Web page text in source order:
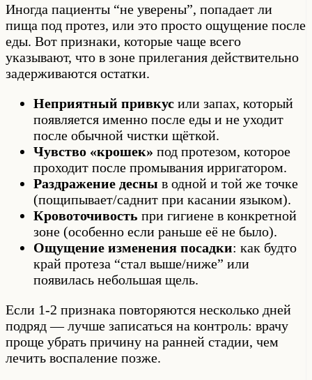
Иногда пациенты “не уверены”, попадает ли
пища под протез, или это просто ощущение после
еды. Вот признаки, которые чаще всего
указывают, что в зоне прилегания действительно
задерживаются остатки.
Неприятный привкус или запах, который
появляется именно после еды и не уходит
после обычной чистки щёткой.
Чувство «крошек» под протезом, которое
проходит после промывания ирригатором.
Раздражение десны в одной и той же точке
(пощипывает/саднит при касании языком).
Кровоточивость при гигиене в конкретной
зоне (особенно если раньше её не было).
Ощущение изменения посадки: как будто
край протеза “стал выше/ниже” или
появилась небольшая щель.
Если 1-2 признака повторяются несколько дней
подряд — лучше записаться на контроль: врачу
проще убрать причину на ранней стадии, чем
лечить воспаление позже.